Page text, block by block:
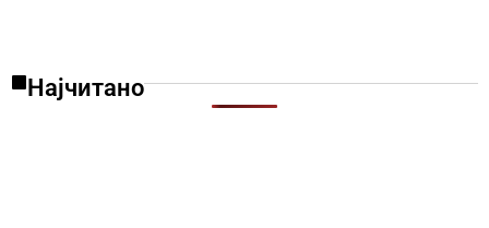
Најчитано